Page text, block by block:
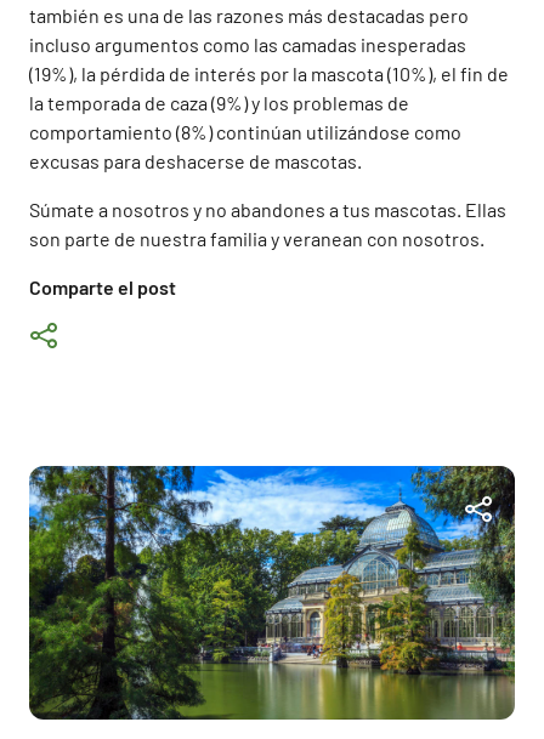
Comparte el post
también es una de las razones más destacadas pero
incluso argumentos como las camadas inesperadas
(19%), la pérdida de interés por la mascota (10%), el fin de
la temporada de caza (9%) y los problemas de
comportamiento (8%) continúan utilizándose como
excusas para deshacerse de mascotas.
Súmate a nosotros y no abandones a tus mascotas. Ellas
son parte de nuestra familia y veranean con nosotros.